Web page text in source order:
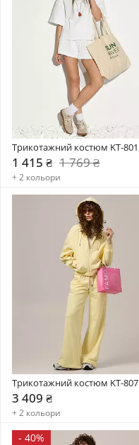
Трикотажний костюм KT-801
1 415 ₴ 1 769 ₴
+ 2 кольори
Трикотажний костюм KT-807
3 409 ₴
+ 2 кольори
- 40%